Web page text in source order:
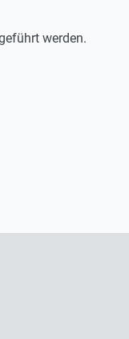
werden.